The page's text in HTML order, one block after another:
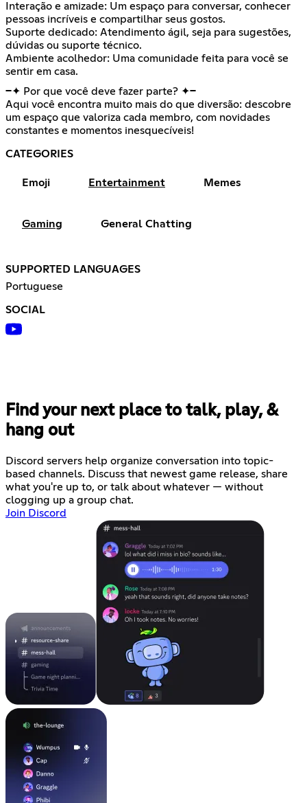
Interação e amizade: Um espaço para conversar, conhecer
pessoas incríveis e compartilhar seus gostos.
Suporte dedicado: Atendimento ágil, seja para sugestões,
dúvidas ou suporte técnico.
Ambiente acolhedor: Uma comunidade feita para você se
sentir em casa.
━✦ Por que você deve fazer parte? ✦━
Aqui você encontra muito mais do que diversão: descobre
um espaço que valoriza cada membro, com novidades
constantes e momentos inesquecíveis!
CATEGORIES
Emoji Entertainment Memes
Gaming General Chatting
SUPPORTED LANGUAGES
Portuguese
SOCIAL
Find your next place to talk, play, &
hang out
Discord servers help organize conversation into topic-
based channels. Discuss that newest game release, share
what you're up to, or talk about whatever — without
clogging up a group chat.
Join Discord